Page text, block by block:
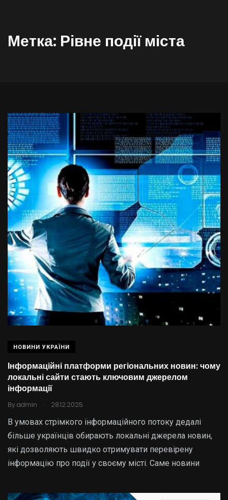
Метка: Рівне події міста
НОВИНИ УКРАЇНИ
Інформаційні платформи регіональних новин: чому
локальні сайти стають ключовим джерелом
інформації
By admin . 28.12.2025
В умовах стрімкого інформаційного потоку дедалі
більше українців обирають локальні джерела новин,
які дозволяють швидко отримувати перевірену
інформацію про події у своєму місті. Саме новини